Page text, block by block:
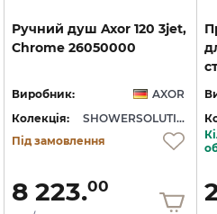
Ручний душ Axor 120 3jet,
Chrome 26050000
Виробник:
AXOR
Колекція:
SHOWERSOLUTIONS
Під замовлення
8 223.00